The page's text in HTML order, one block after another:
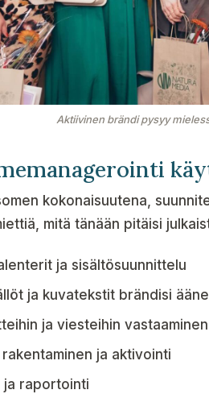
Aktiivinen brändi pysyy
kokonaisuutena,
mitä tänään pitäisi
ja sisältösuunnittelu
ja kuvatekstit brändisi
ja viesteihin vastaaminen
ja aktivointi
ja raportointi